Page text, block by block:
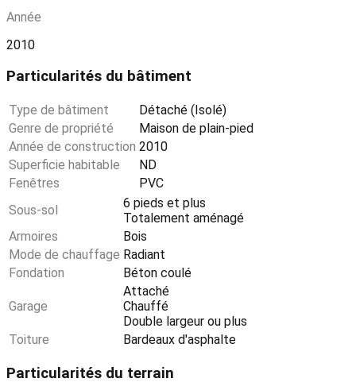
Année
2010
Particularités du bâtiment
Type de bâtiment
Détaché (Isolé)
Genre de propriété
Maison de plain-pied
Année de construction 2010
Superficie habitable
ND
Fenêtres
PVC
Sous-sol
6 pieds et plus
Totalement aménagé
Armoires
Bois
Mode de chauffage Radiant
Fondation
Béton coulé
Garage
Attaché
Chauffé
Double largeur ou plus
Toiture
Bardeaux d'asphalte
Particularités du terrain